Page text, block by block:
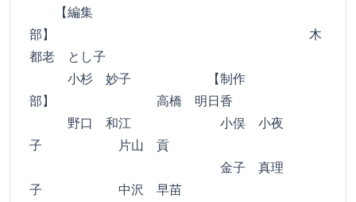
【編集
部】 木
都老 とし子
小杉 妙子 【制作
部】 高橋 明日香
野口 和江 小俣 小夜
子 片山 貢
金子 真理
子 中沢 早苗